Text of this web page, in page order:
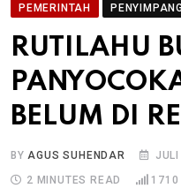
PEMERINTAH
RUTILAHU
BELUM DI
BYAGUS SUHENDAR
2 MINUTES READ
1710